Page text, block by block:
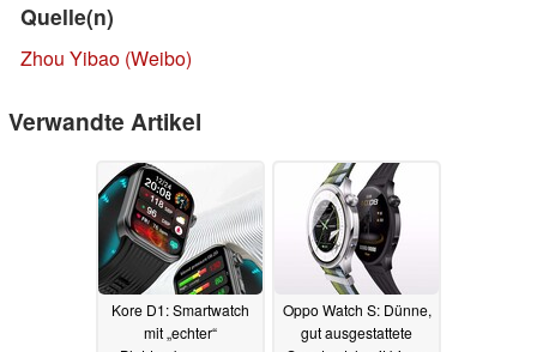
Quelle(n)
Zhou Yibao (Weibo)
Verwandte Artikel
Kore D1: Smartwatch
mit „echter“
Oppo Watch S: Dünne,
gut ausgestattete